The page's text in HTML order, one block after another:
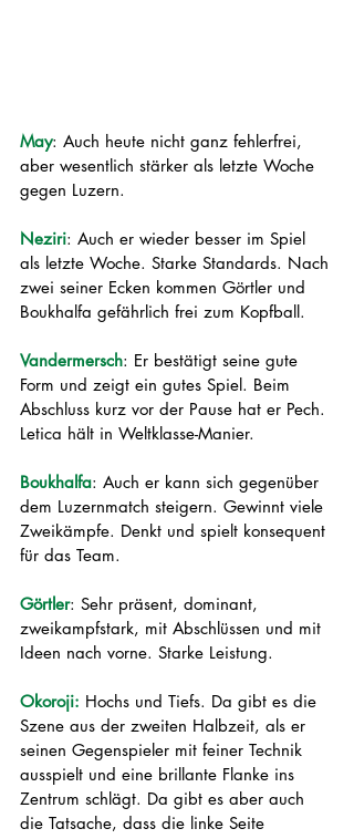
May: Auch heute nicht ganz fehlerfrei,
aber wesentlich stärker als letzte Woche
gegen Luzern.
Neziri: Auch er wieder besser im Spiel
als letzte Woche. Starke Standards. Nach
zwei seiner Ecken kommen Görtler und
Boukhalfa gefährlich frei zum Kopfball.
Vandermersch: Er bestätigt seine gute
Form und zeigt ein gutes Spiel. Beim
Abschluss kurz vor der Pause hat er Pech.
Letica hält in Weltklasse-Manier.
Boukhalfa: Auch er kann sich gegenüber
dem Luzernmatch steigern. Gewinnt viele
Zweikämpfe. Denkt und spielt konsequent
für das Team.
Görtler: Sehr präsent, dominant,
zweikampfstark, mit Abschlüssen und mit
Ideen nach vorne. Starke Leistung.
Okoroji: Hochs und Tiefs. Da gibt es die
Szene aus der zweiten Halbzeit, als er
seinen Gegenspieler mit feiner Technik
ausspielt und eine brillante Flanke ins
Zentrum schlägt. Da gibt es aber auch
die Tatsache, dass die linke Seite